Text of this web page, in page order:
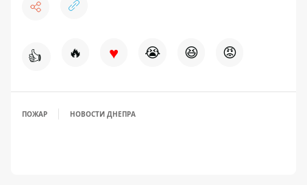
👍 🔥 ♥ 😭 😆 😡
ПОЖАР НОВОСТИ ДНЕПРА